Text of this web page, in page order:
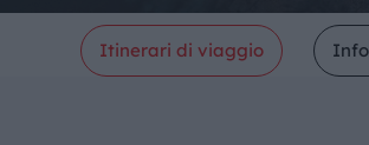
Itinerari di viaggio